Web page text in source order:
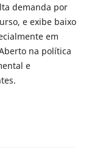
demanda por
e exibe baixo
em
na política
e